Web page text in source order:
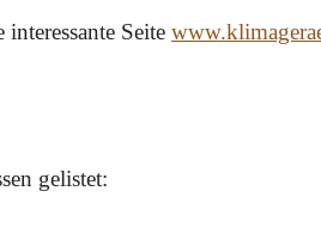
Seite
gelistet: